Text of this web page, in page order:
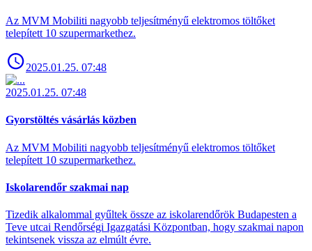
Az MVM Mobiliti nagyobb teljesítményű elektromos töltőket
telepített 10 szupermarkethez.
2025.01.25. 07:48
2025.01.25. 07:48
Gyorstöltés vásárlás közben
Az MVM Mobiliti nagyobb teljesítményű elektromos töltőket
telepített 10 szupermarkethez.
Iskolarendőr szakmai nap
Tizedik alkalommal gyűltek össze az iskolarendőrök Budapesten a
Teve utcai Rendőrségi Igazgatási Központban, hogy szakmai napon
tekintsenek vissza az elmúlt évre.